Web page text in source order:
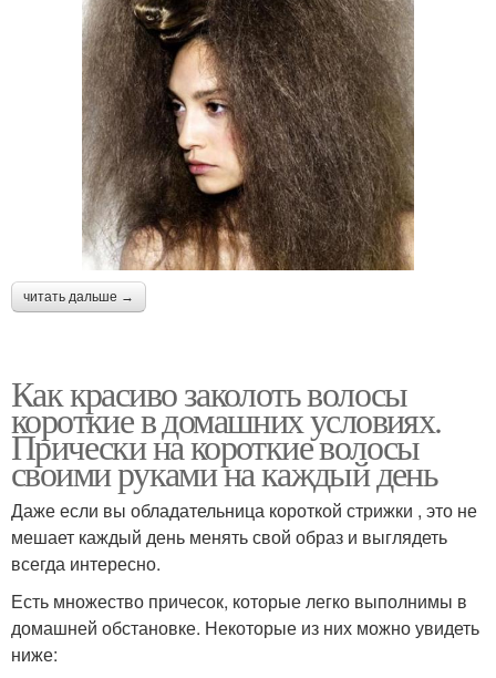
читать дальше →
Как красиво заколоть волосы
короткие в домашних условиях.
Прически на короткие волосы
своими руками на каждый день
Даже если вы обладательница короткой стрижки , это не
мешает каждый день менять свой образ и выглядеть
всегда интересно.
Есть множество причесок, которые легко выполнимы в
домашней обстановке. Некоторые из них можно увидеть
ниже: